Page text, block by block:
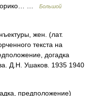
…
Большой
жен. (лат.
текста на
догадка
Д.Н. Ушаков. 1935 1940
предположение)